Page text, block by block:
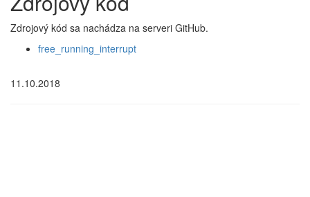
Zdrojový kód sa nachádza na serveri GitHub.
free_running_interrupt
11.10.2018